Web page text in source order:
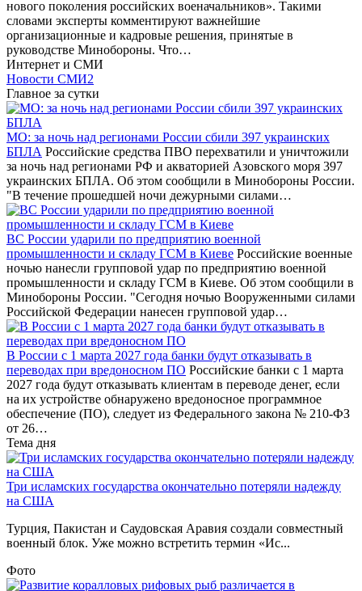
нового поколения российских военачальников». Такими
словами эксперты комментируют важнейшие
организационные и кадровые решения, принятые в
руководстве Минобороны. Что…
Интернет и СМИ
Новости СМИ2
Главное за сутки
МО: за ночь над регионами России сбили 397 украинских
БПЛА Российские средства ПВО перехватили и уничтожили
за ночь над регионами РФ и акваторией Азовского моря 397
украинских БПЛА. Об этом сообщили в Минобороны России.
"В течение прошедшей ночи дежурными силами…
ВС России ударили по предприятию военной
промышленности и складу ГСМ в Киеве Российские военные
ночью нанесли групповой удар по предприятию военной
промышленности и складу ГСМ в Киеве. Об этом сообщили в
Минобороны России. "Сегодня ночью Вооруженными силами
Российской Федерации нанесен групповой удар…
В России с 1 марта 2027 года банки будут отказывать в
переводах при вредоносном ПО Российские банки с 1 марта
2027 года будут отказывать клиентам в переводе денег, если
на их устройстве обнаружено вредоносное программное
обеспечение (ПО), следует из Федерального закона № 210-ФЗ
от 26…
Тема дня
Три исламских государства окончательно потеряли надежду
на США
Турция, Пакистан и Саудовская Аравия создали совместный
военный блок. Уже можно встретить термин «Ис...
Фото